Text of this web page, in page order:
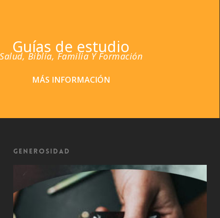
Guías de estudio
Salud, Biblia, Familia Y Formación
MÁS INFORMACIÓN
Generosidad